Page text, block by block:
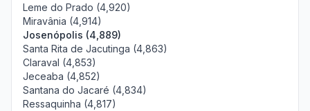
Leme do Prado (4,920)
Miravânia (4,914)
Josenópolis (4,889)
Santa Rita de Jacutinga (4,863)
Claraval (4,853)
Jeceaba (4,852)
Santana do Jacaré (4,834)
Ressaquinha (4,817)